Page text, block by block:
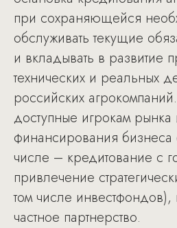
при сохраняющейся
обслуживать текущие
и вкладывать в развитие
технических и реальных
российских
доступные игрокам рынка
финансирования бизнеса
числе – кредитование с
привлечение
том числе инвестфондов),
частное партнерство.